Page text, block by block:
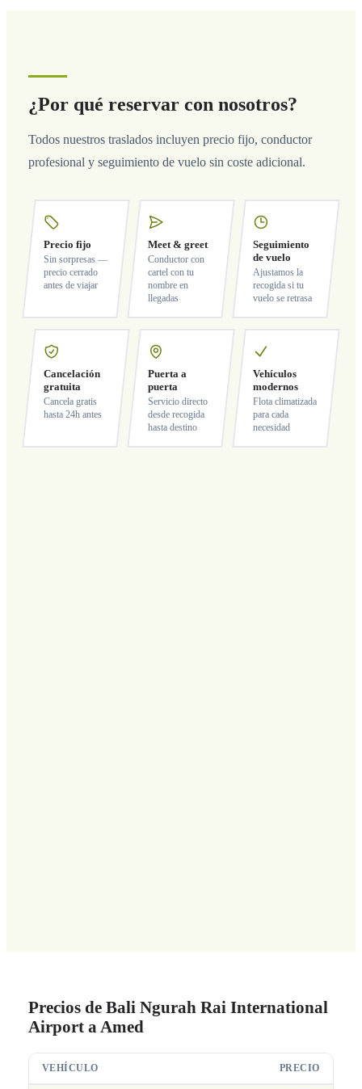
¿Por qué reservar con nosotros?
Todos nuestros traslados incluyen precio fijo, conductor
profesional y seguimiento de vuelo sin coste adicional.
Precio fijo
Sin sorpresas —
precio cerrado
antes de viajar
Meet & greet
Conductor con
cartel con tu
nombre en
llegadas
Seguimiento
de vuelo
Ajustamos la
recogida si tu
vuelo se retrasa
Cancelación
gratuita
Cancela gratis
hasta 24h antes
Puerta a
puerta
Servicio directo
desde recogida
hasta destino
Vehículos
modernos
Flota climatizada
para cada
necesidad
Precios de Bali Ngurah Rai International
Airport a Amed
VEHÍCULO PRECIO